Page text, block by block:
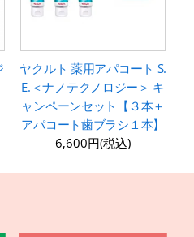
ヤクルト 薬用アパコート S.
E.＜ナノテクノロジー＞ キ
ャンペーンセット【３本＋
アパコート歯ブラシ１本】
6,600円(税込)